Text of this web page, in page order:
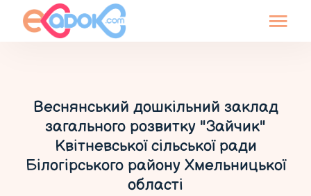
Веснянський дошкільний заклад
загального розвитку "Зайчик"
Квітневської сільської ради
Білогірського району Хмельницької
області